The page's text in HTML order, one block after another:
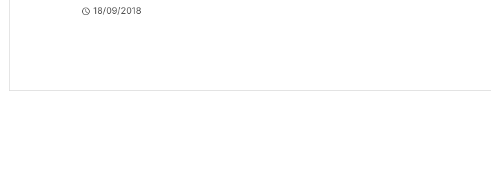
18/09/2018